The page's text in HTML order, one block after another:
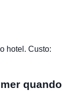
hotel. Custo:
quando